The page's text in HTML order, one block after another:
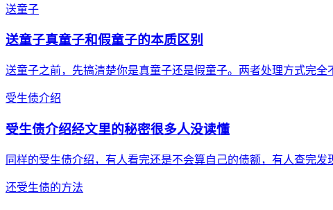
送童子
送童子真童子和假童子的本质区别
送童子之前，先搞清楚你是真童子还是假童子。两者处理方式完
受生债介绍
受生债介绍经文里的秘密很多人没读懂
同样的受生债介绍，有人看完还是不会算自己的债额，有人查完
还受生债的方法